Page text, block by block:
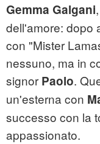
Gemma Galgani
dell'amore: dopo
con "Mister
nessuno, ma in
signor Paolo.
un'esterna con
successo con la
appassionato.